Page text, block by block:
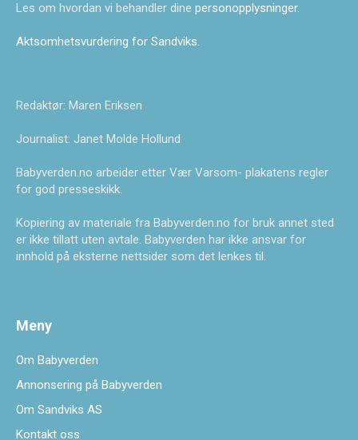
Les om hvordan vi behandler dine personopplysninger.
Aktsomhetsvurdering for Sandviks.
Redaktør: Maren Eriksen
Journalist: Janet Molde Hollund
Babyverden.no arbeider etter Vær Varsom- plakatens regler
for god presseskikk.
Kopiering av materiale fra Babyverden.no for bruk annet sted
er ikke tillatt uten avtale. Babyverden har ikke ansvar for
innhold på eksterne nettsider som det lenkes til.
Meny
Om Babyverden
Annonsering på Babyverden
Om Sandviks AS
Kontakt oss